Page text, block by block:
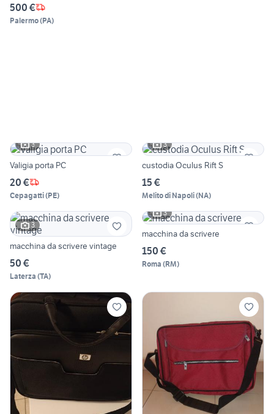
500 €
Palermo(PA)
3
Valigia porta PC
20 €
Cepagatti(PE)
3
custodia Oculus Rift S
15 €
Melito di Napoli(NA)
3
macchina da scrivere vintage
50 €
Laterza (TA)
3
macchina da scrivere
150 €
Roma (RM)